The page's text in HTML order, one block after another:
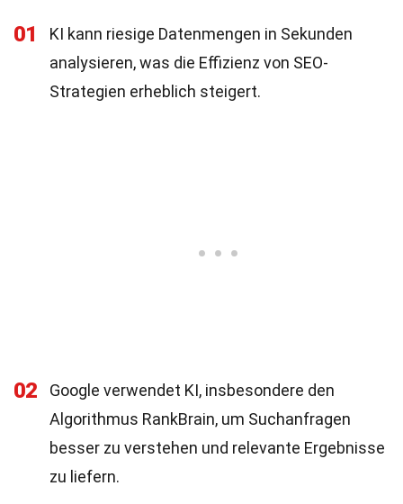
01
KI kann riesige Datenmengen in Sekunden
analysieren, was die Effizienz von SEO-
Strategien erheblich steigert.
02
Google verwendet KI, insbesondere den
Algorithmus RankBrain, um Suchanfragen
besser zu verstehen und relevante Ergebnisse
zu liefern.